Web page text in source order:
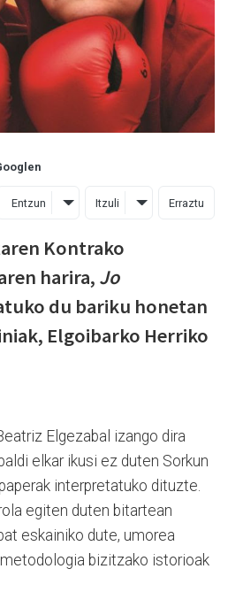
Entzun Itzuli Erraztu
Kontrako
harira, Jo
du bariku honetan
Elgoibarko Herriko
Elgezabal izango dira
elkar ikusi ez duten Sorkun
interpretatuko dituzte.
egiten duten bitartean
eskainiko dute, umorea
bizitzako istorioak